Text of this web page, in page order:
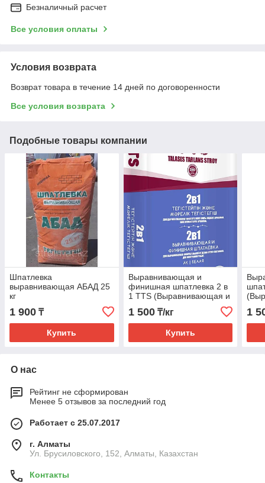
Безналичный расчет
Все условия оплаты
Условия возврата
Возврат товара в течение 14 дней по договоренности
Все условия возврата
Подобные товары компании
Шпатлевка
выравнивающая АБАД 25
кг
1 900 ₸
Купить
Выравнивающая и
финишная шпатлевка 2 в
1 TTS (Выравнивающая и
финишная шпатлевка 2 в
1 ТТС)
1 500₸/кг
Купить
1
О нас
Рейтинг не сформирован
Менее 5 отзывов за последний год
Работает с 25.07.2017
г. Алматы
Ул. Брусиловского, 152, Алматы, Казахстан
Контакты